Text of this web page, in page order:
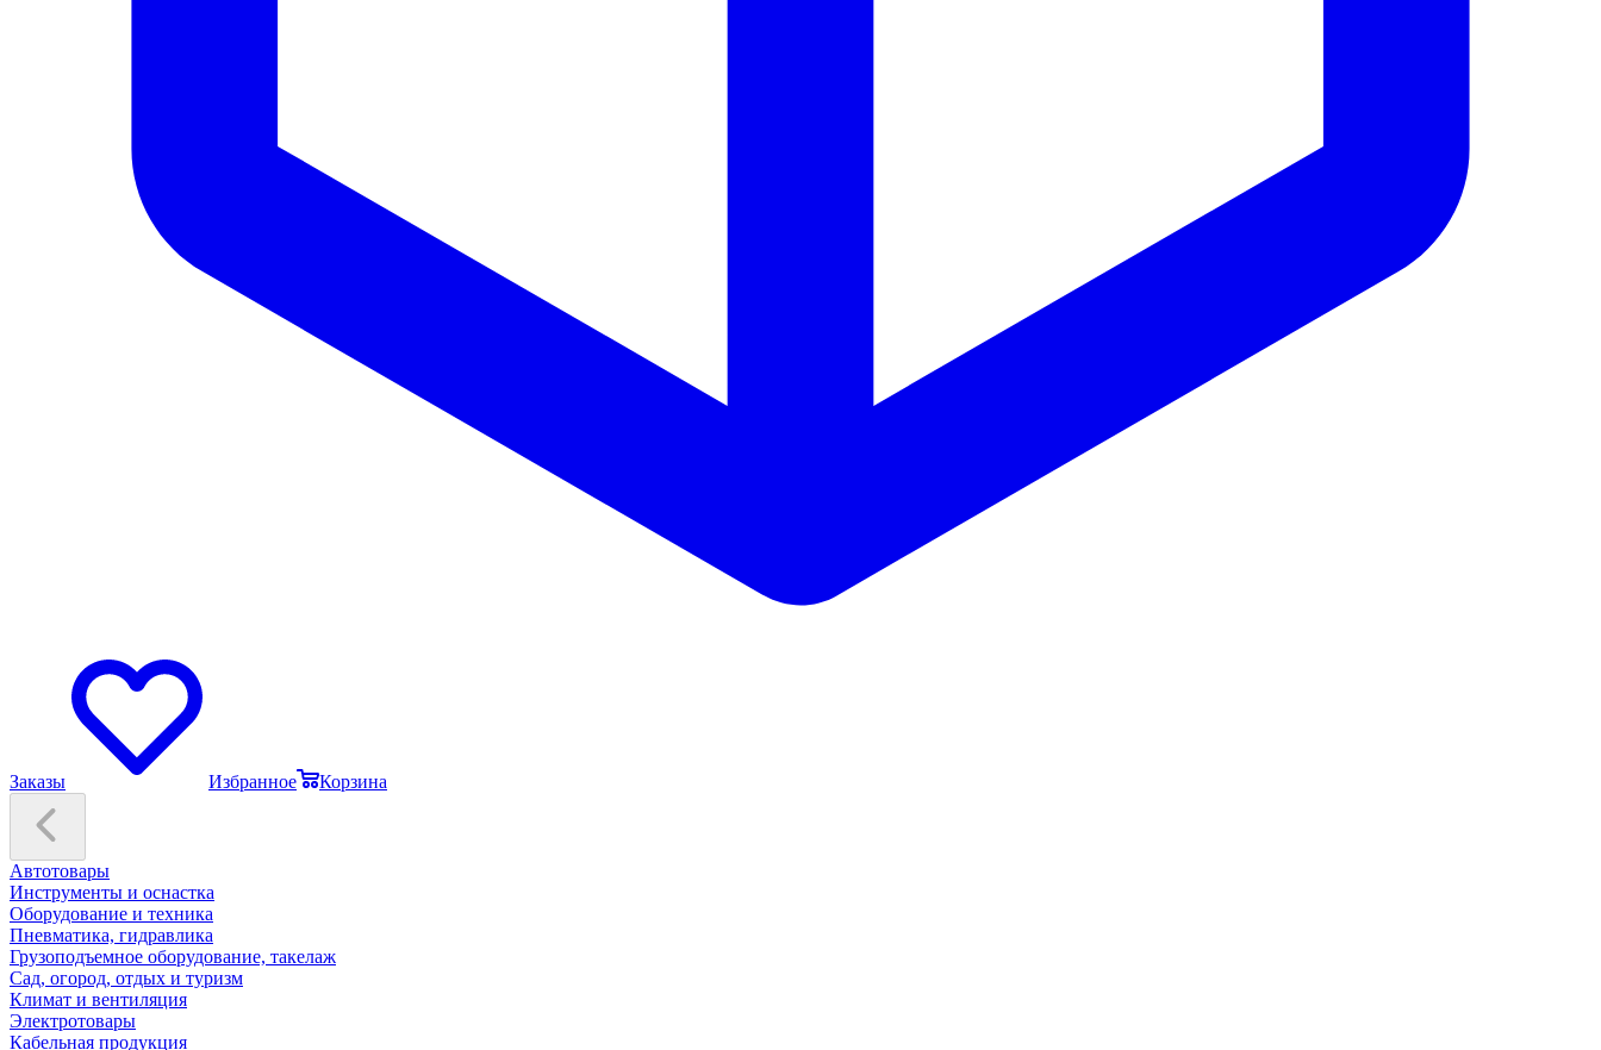
Заказы Избранное Корзина
Автотовары
Инструменты и оснастка
Оборудование и техника
Пневматика, гидравлика
Грузоподъемное оборудование, такелаж
Сад, огород, отдых и туризм
Климат и вентиляция
Электротовары
Кабельная продукция